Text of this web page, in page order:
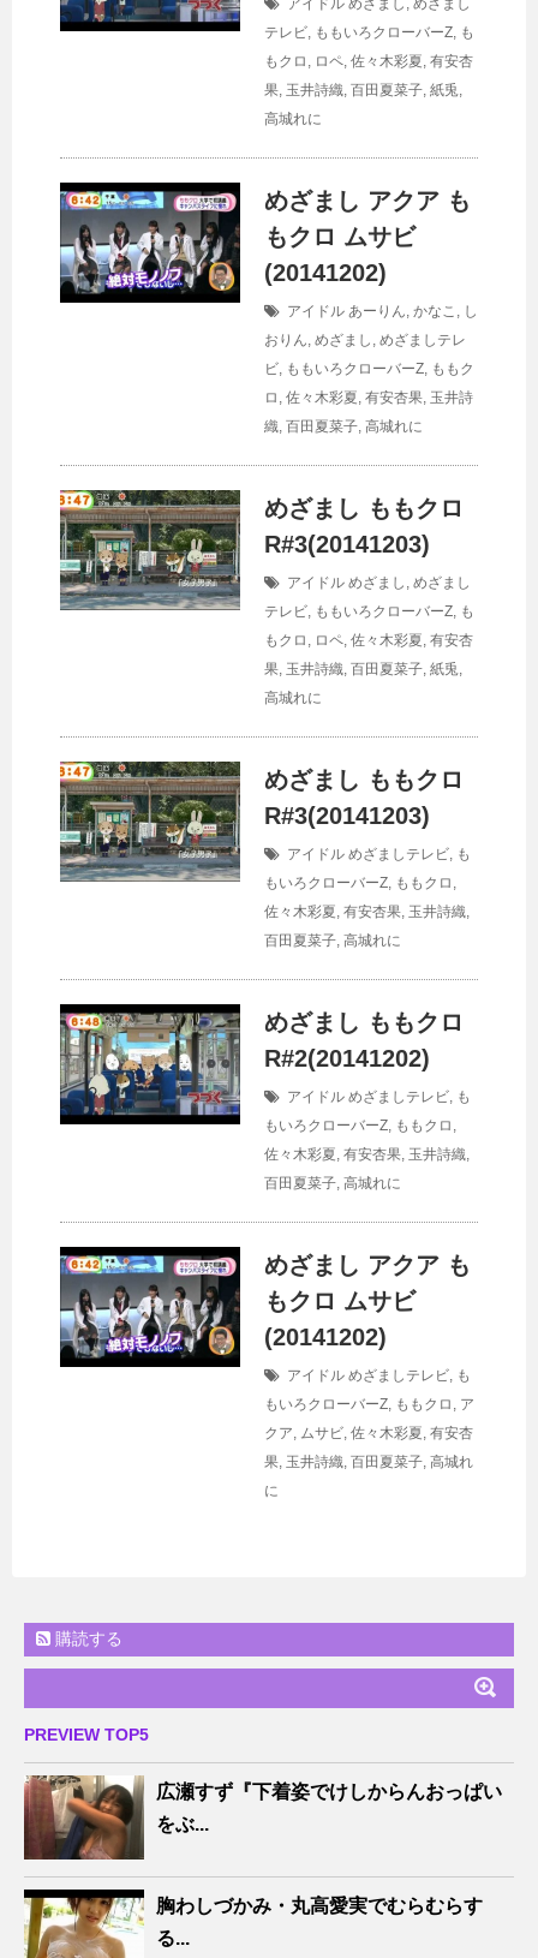
アイドル めざまし , めざまし
テレビ, ももいろクローバーZ, も
もクロ , ロペ, 佐々木彩夏, 有安杏
果, 玉井詩織, 百田夏菜子, 紙兎,
高城れに
めざまし アクア も
もクロ ムサビ
(20141202)
アイドル あーりん, かなこ , し
おりん, めざまし , めざましテレ
ビ, ももいろクローバーZ, ももク
ロ , 佐々木彩夏, 有安杏果, 玉井詩
織, 百田夏菜子, 高城れに
めざまし ももクロ
R#3(20141203)
アイドル めざまし , めざまし
テレビ, ももいろクローバーZ, も
もクロ , ロペ, 佐々木彩夏, 有安杏
果, 玉井詩織, 百田夏菜子, 紙兎,
高城れに
めざまし ももクロ
R#3(20141203)
アイドル めざましテレビ, も
もいろクローバーZ, ももクロ ,
佐々木彩夏, 有安杏果, 玉井詩織,
百田夏菜子, 高城れに
めざまし ももクロ
R#2(20141202)
アイドル めざましテレビ, も
もいろクローバーZ, ももクロ ,
佐々木彩夏, 有安杏果, 玉井詩織,
百田夏菜子, 高城れに
めざまし アクア も
もクロ ムサビ
(20141202)
アイドル めざましテレビ, も
もいろクローバーZ, ももクロ , ア
クア, ムサビ, 佐々木彩夏, 有安杏
果, 玉井詩織, 百田夏菜子, 高城れ
に
購読する
PREVIEW TOP5
広瀬すず『下着姿でけしからんおっぱい
をぶ...
胸わしづかみ・丸高愛実でむらむらす
る...